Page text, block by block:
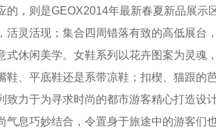
的，则是GEOX2014年最新春夏新品展示
活灵活现；集合四周错落有致的高低展台
式休闲美学。女鞋系列以花卉图案为灵魂
鞋、平底鞋还是系带凉鞋；扣楔、猫跟的
致力于为寻求时尚的都市游客精心打造设
气息巧妙结合，令置身于旅途中的游客们